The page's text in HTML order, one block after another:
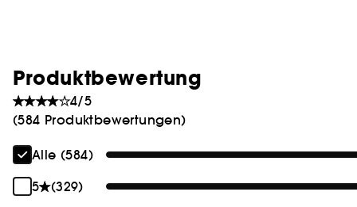
Produktbewertung
4/5
(584 Produktbewertungen)
Alle (584)
5
(329)